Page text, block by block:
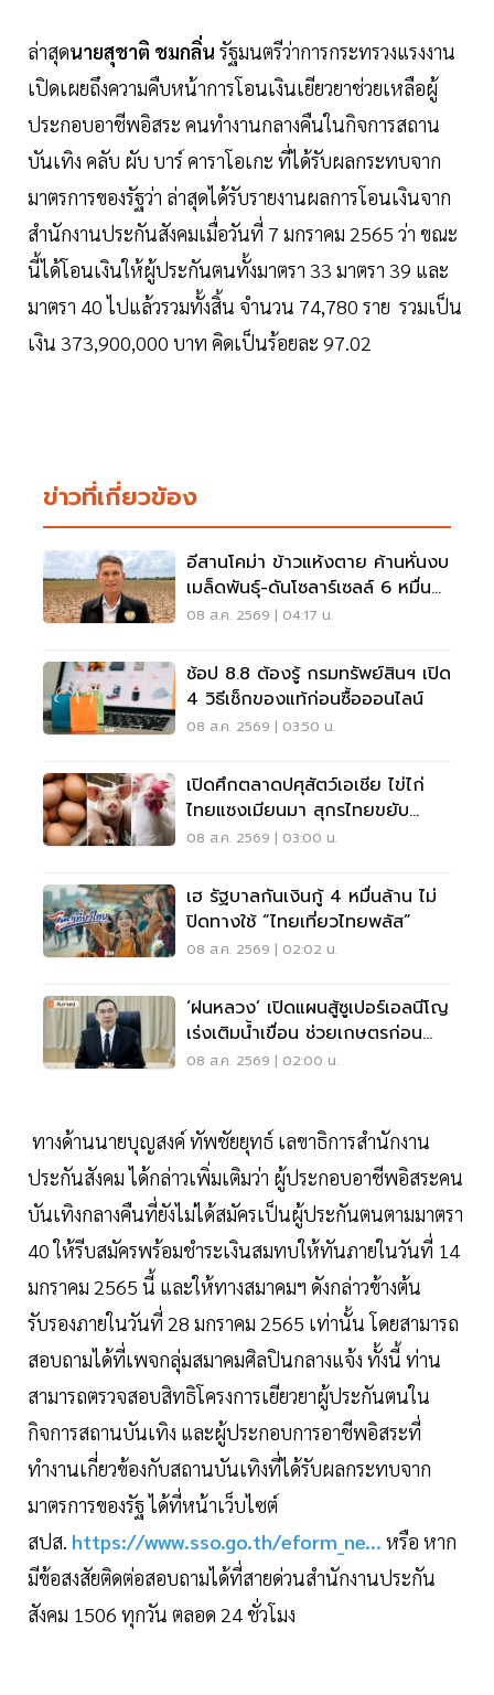
ล่าสุดนายสุชาติ ชมกลิ่น รัฐมนตรีว่าการกระทรวงแรงงาน
เปิดเผยถึงความคืบหน้าการโอนเงินเยียวยาช่วยเหลือผู้
ประกอบอาชีพอิสระ คนทำงานกลางคืนในกิจการสถาน
บันเทิง คลับ ผับ บาร์ คาราโอเกะ ที่ได้รับผลกระทบจาก
มาตรการของรัฐว่า ล่าสุดได้รับรายงานผลการโอนเงินจาก
สำนักงานประกันสังคมเมื่อวันที่ 7 มกราคม 2565 ว่า ขณะ
นี้ได้โอนเงินให้ผู้ประกันตนทั้งมาตรา 33 มาตรา 39 และ
มาตรา 40 ไปแล้วรวมทั้งสิ้น จำนวน 74,780 ราย รวมเป็น
เงิน 373,900,000 บาท คิดเป็นร้อยละ 97.02
ข่าวที่เกี่ยวข้อง
อีสานโคม่า ข้าวแห้งตาย ค้านหั่นงบ
เมล็ดพันธุ์-ดันโซลาร์เซลล์ 6 หมื่น
ล้าน
08 ส.ค. 2569 | 04:17 น.
ช้อป 8.8 ต้องรู้ กรมทรัพย์สินฯ เปิด
4 วิธีเช็กของแท้ก่อนซื้อออนไลน์
08 ส.ค. 2569 | 03:50 น.
เปิดศึกตลาดปศุสัตว์เอเชีย ไข่ไก่
ไทยแซงเมียนมา สุกรไทยขยับ
72.87 บาท
08 ส.ค. 2569 | 03:00 น.
เฮ รัฐบาลกันเงินกู้ 4 หมื่นล้าน ไม่
ปิดทางใช้ “ไทยเที่ยวไทยพลัส”
08 ส.ค. 2569 | 02:02 น.
‘ฝนหลวง’ เปิดแผนสู้ซูเปอร์เอลนีโญ
เร่งเติมน้ำเขื่อน ช่วยเกษตรก่อน
วิกฤต
08 ส.ค. 2569 | 02:00 น.
ทางด้านนายบุญสงค์ ทัพชัยยุทธ์ เลขาธิการสำนักงาน
ประกันสังคม ได้กล่าวเพิ่มเติมว่า ผู้ประกอบอาชีพอิสระคน
บันเทิงกลางคืนที่ยังไม่ได้สมัครเป็นผู้ประกันตนตามมาตรา
40 ให้รีบสมัครพร้อมชำระเงินสมทบให้ทันภายในวันที่ 14
มกราคม 2565 นี้ และให้ทางสมาคมฯ ดังกล่าวข้างต้น
รับรองภายในวันที่ 28 มกราคม 2565 เท่านั้น โดยสามารถ
สอบถามได้ที่เพจกลุ่มสมาคมศิลปินกลางแจ้ง ทั้งนี้ ท่าน
สามารถตรวจสอบสิทธิโครงการเยียวยาผู้ประกันตนใน
กิจการสถานบันเทิง และผู้ประกอบการอาชีพอิสระที่
ทำงานเกี่ยวข้องกับสถานบันเทิงที่ได้รับผลกระทบจาก
มาตรการของรัฐ ได้ที่หน้าเว็บไซต์
สปส. https://www.sso.go.th/eform_ne... หรือ หาก
มีข้อสงสัยติดต่อสอบถามได้ที่สายด่วนสำนักงานประกัน
สังคม 1506 ทุกวัน ตลอด 24 ชั่วโมง